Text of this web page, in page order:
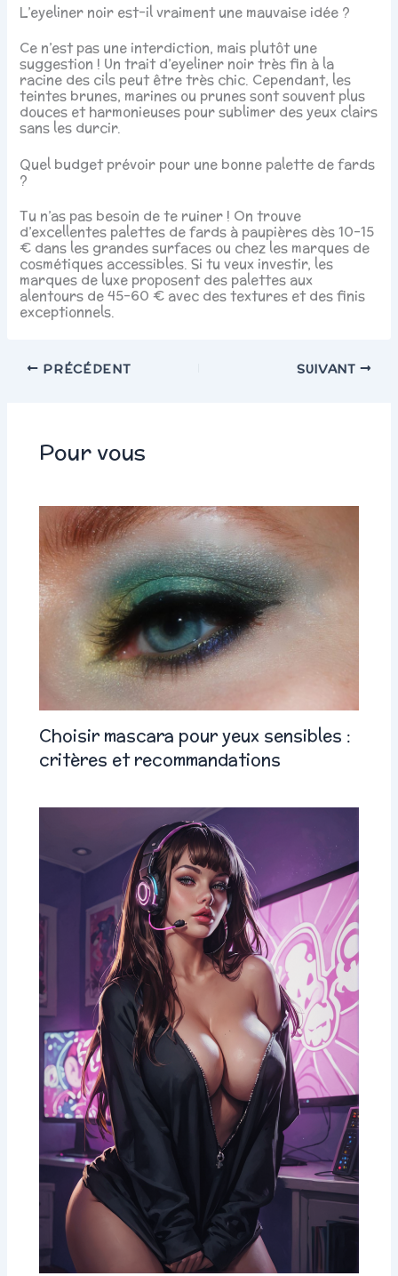
L’eyeliner noir est-il vraiment une mauvaise idée ?
Ce n’est pas une interdiction, mais plutôt une
suggestion ! Un trait d’eyeliner noir très fin à la
racine des cils peut être très chic. Cependant, les
teintes brunes, marines ou prunes sont souvent plus
douces et harmonieuses pour sublimer des yeux clairs
sans les durcir.
Quel budget prévoir pour une bonne palette de fards
?
Tu n’as pas besoin de te ruiner ! On trouve
d’excellentes palettes de fards à paupières dès 10-15
€ dans les grandes surfaces ou chez les marques de
cosmétiques accessibles. Si tu veux investir, les
marques de luxe proposent des palettes aux
alentours de 45-60 € avec des textures et des finis
exceptionnels.
PRÉCÉDENT SUIVANT
Pour vous
Choisir mascara pour yeux sensibles :
critères et recommandations